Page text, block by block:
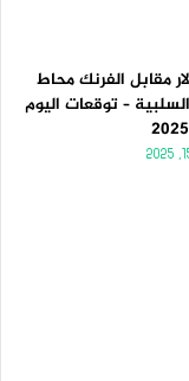
مقابل الفرنك محاط
– توقعات اليوم